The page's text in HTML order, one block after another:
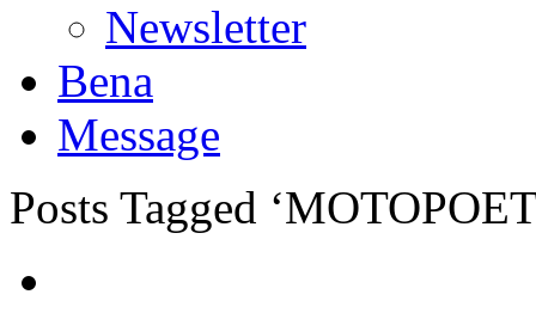
Newsletter
Bena
Message
Posts Tagged